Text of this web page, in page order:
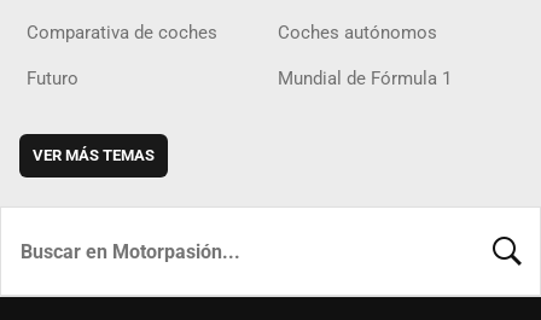
Comparativa de coches Coches autónomos
Futuro Mundial de Fórmula 1
VER MÁS TEMAS